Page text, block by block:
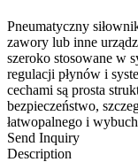
Pneumatyczny
zawory lub inne
szeroko stosowane w
regulacji płynów i
cechami są prosta
bezpieczeństwo,
łatwopalnego i
Send Inquiry
Description